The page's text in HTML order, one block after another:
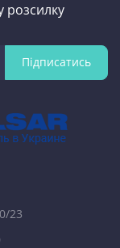
розсилку
Підписатись
23